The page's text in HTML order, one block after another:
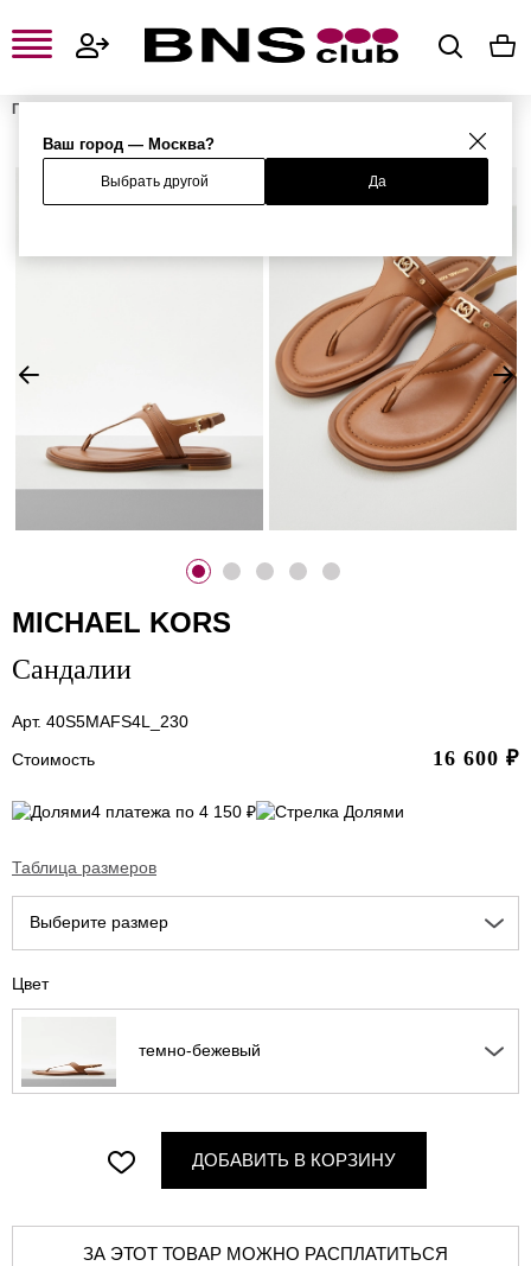
Ваш город — Москва?
Выбрать другой Да
Главная
MICHAEL KORS
Сандалии
Арт. 40S5MAFS4L_230
Стоимость
16 600 ₽
4 платежа по 4 150 ₽
Таблица размеров
Выберите размер
Цвет
темно-бежевый
ДОБАВИТЬ В КОРЗИНУ
ЗА ЭТОТ ТОВАР МОЖНО РАСПЛАТИТЬСЯ